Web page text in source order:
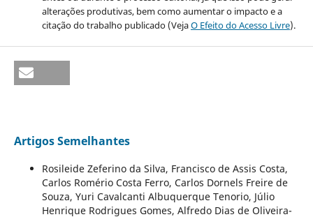
alterações produtivas, bem como aumentar o impacto e a
citação do trabalho publicado (VejaO Efeito do Acesso Livre).
Artigos Semelhantes
Rosileide Zeferino da Silva, Francisco de Assis Costa,
Carlos Romério Costa Ferro, Carlos Dornels Freire de
Souza, Yuri Cavalcanti Albuquerque Tenorio, Júlio
Henrique Rodrigues Gomes, Alfredo Dias de Oliveira-